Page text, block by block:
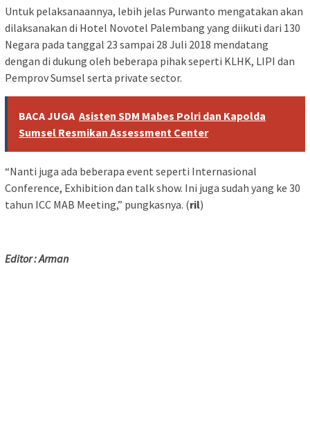
Untuk pelaksanaannya, lebih jelas Purwanto mengatakan akan
dilaksanakan di Hotel Novotel Palembang yang diikuti dari 130
Negara pada tanggal 23 sampai 28 Juli 2018 mendatang
dengan di dukung oleh beberapa pihak seperti KLHK, LIPI dan
Pemprov Sumsel serta private sector.
BACA JUGA Asisten SDM Mabes Polri dan Kapolda
Sumsel Resmikan Assessment Center
“Nanti juga ada beberapa event seperti Internasional
Conference, Exhibition dan talk show. Ini juga sudah yang ke 30
tahun ICC MAB Meeting,” pungkasnya. (ril)
Editor : Arman